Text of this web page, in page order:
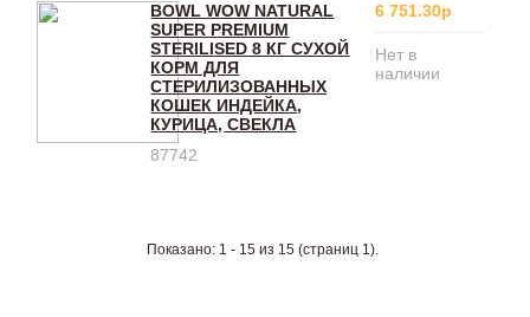
BOWL WOW NATURAL
SUPER PREMIUM
STERILISED 8 КГ СУХОЙ
КОРМ ДЛЯ
СТЕРИЛИЗОВАННЫХ
КОШЕК ИНДЕЙКА,
КУРИЦА, СВЕКЛА
87742
6 751.30р
Нет в
наличии
Показано: 1 - 15 из 15 (страниц 1).